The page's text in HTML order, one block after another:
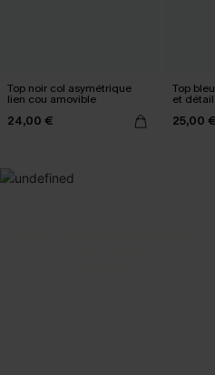
Top noir col asymétrique
lien cou amovible
24,00 €
Top
et
25,00 €